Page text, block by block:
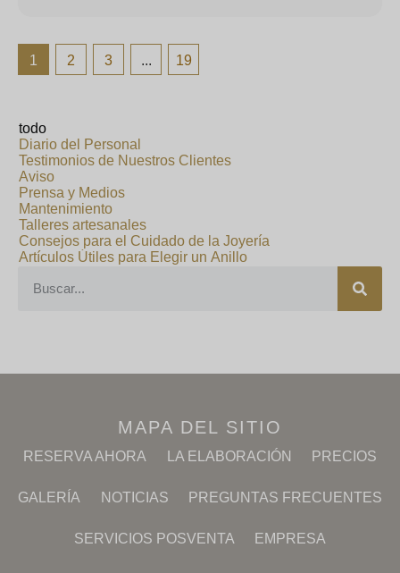
1 2 3 ... 19
Diario del Personal
Testimonios de Nuestros Clientes
Aviso
Prensa y Medios
Mantenimiento
Talleres artesanales
Consejos para el Cuidado de la Joyería
Artículos Útiles para Elegir un Anillo
todo
MAPA DEL SITIO
RESERVA AHORA LA ELABORACIÓN PRECIOS
GALERÍA NOTICIAS PREGUNTAS FRECUENTES
SERVICIOS POSVENTA EMPRESA